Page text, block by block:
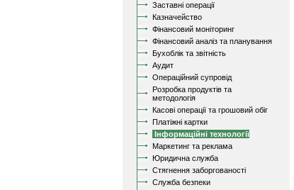
Заставні операції
Казначейство
Фінансовий моніторинг
Фінансовий аналіз та планування
Бухоблік та звітність
Аудит
Операційний супровід
Розробка продуктів та
методологія
Касові операції та грошовий обіг
Платіжні картки
Інформаційні технології
Маркетинг та реклама
Юридична служба
Стягнення заборгованості
Служба безпеки